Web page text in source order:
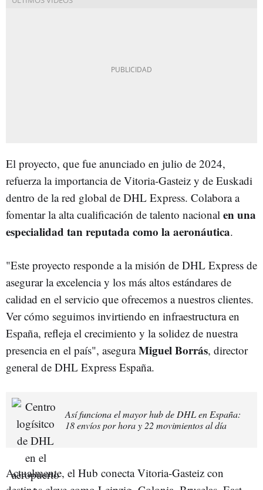
El proyecto, que fue anunciado en julio de 2024,
refuerza la importancia de Vitoria-Gasteiz y de Euskadi
dentro de la red global de DHL Express. Colabora a
fomentar la alta cualificación de talento nacional en una
especialidad tan reputada como la aeronáutica.
"Este proyecto responde a la misión de DHL Express de
asegurar la excelencia y los más altos estándares de
calidad en el servicio que ofrecemos a nuestros clientes.
Ver cómo seguimos invirtiendo en infraestructura en
España, refleja el crecimiento y la solidez de nuestra
presencia en el país", aseguraMiguel Borrás, director
general de DHL Express España.
Así funciona el mayor hub de DHL en España:
18 envíos por hora y 22 movimientos al día
Actualmente, el Hub conecta Vitoria-Gasteiz con